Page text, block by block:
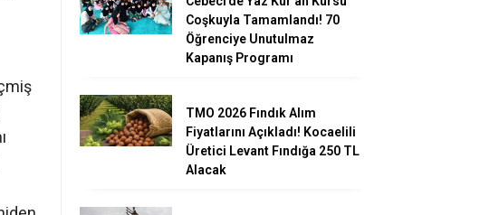
Coşkuyla Tamamlandı! 70
Öğrenciye Unutulmaz
Kapanış Programı
TMO 2026 Fındık Alım
Fiyatlarını Açıkladı! Kocaelili
Üretici Levant Fındığa 250 TL
Alacak